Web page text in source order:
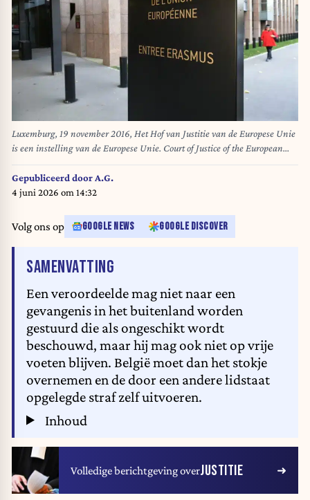
Luxemburg, 19 november 2016, Het Hof van Justitie van de Europese Unie
is een instelling van de Europese Unie. Court of Justice of the European
Union. Cour de justice de l'Union europeenne ( CJUE ) Hoofdingang
entree Erasmus Kirchberg Luxembourg Luxemburg Buitenland vestiging /
Tribunal ( Union europŽenne ) juridisch juridische wetgeving rechtspraak
Gepubliceerd doorA.G.
4 juni 2026 om 14:32
Volg ons op GOOGLE NEWS GOOGLE DISCOVER
SAMENVATTING
Een veroordeelde mag niet naar een
gevangenis in het buitenland worden
gestuurd die als ongeschikt wordt
beschouwd, maar hij mag ook niet op vrije
voeten blijven. België moet dan het stokje
overnemen en de door een andere lidstaat
opgelegde straf zelf uitvoeren.
Inhoud
Volledige berichtgeving overJUSTITIE